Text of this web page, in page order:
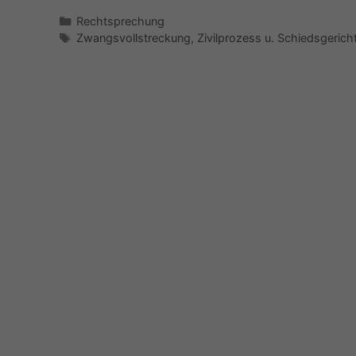
Kategorien
Rechtsprechung
Schlagwörter
Zwangsvollstreckung, Zivilprozess u.